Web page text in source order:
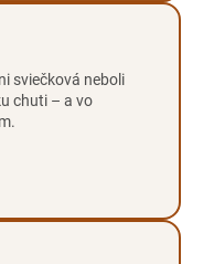
sviečková neboli
chuti – a vo